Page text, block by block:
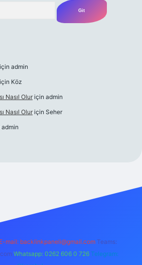
için admin
için Köz
Nasıl Oluriçin admin
Nasıl Oluriçin Seher
admin
E-mail: backlinkpaneli@gmail.com Teams:
Whatsapp: 0262 606 0 726 Telegram: